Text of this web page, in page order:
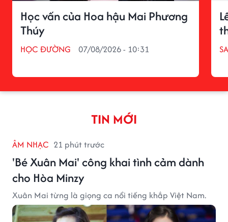
Học vấn của Hoa hậu Mai Phương
Thúy
HỌC ĐƯỜNG 07/08/2026 - 10:31
TIN MỚI
ÂM NHẠC 21 phút trước
'Bé Xuân Mai' công khai tình cảm dành
cho Hòa Minzy
Xuân Mai từng là giọng ca nổi tiếng khắp Việt Nam.